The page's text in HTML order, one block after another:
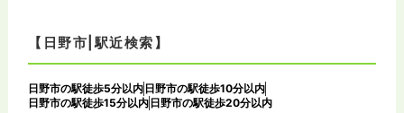
【日野市|駅近検索】
日野市の駅徒歩5分以内 日野市の駅徒歩10分以内
日野市の駅徒歩15分以内 日野市の駅徒歩20分以内